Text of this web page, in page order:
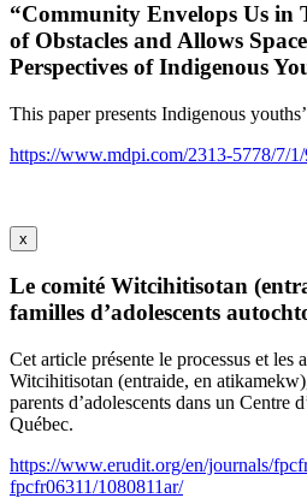
“Community Envelops Us in
of Obstacles and Allows
Perspectives of Indigenous
This paper presents Indigenous
https://www.mdpi.com/2313-5778/7/
x
Le comité Witcihitisotan
familles d’adolescents
Cet article présente le processus et les
Witcihitisotan (entraide, en
parents d’adolescents dans un Centre
Québec.
https://www.erudit.org/en/journals/
fpcfr06311/1080811ar/